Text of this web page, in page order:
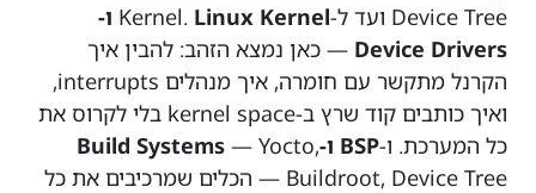
Device Tree ועד ל-Kernel.
Linux Kernel ו-
Device Drivers — כאן נמצא הזהב: להבין איך
הקרנל מתקשר עם חומרה, איך מנהלים interrupts,
ואיך כותבים קוד שרץ ב-kernel space בלי לקרוס את
כל המערכת. ו-BSP ו-Build Systems
— Yocto,
Buildroot, Device Tree — הכלים שמרכיבים את כל